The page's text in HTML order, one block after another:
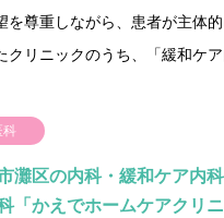
尊重しながら、患者が主体
リニックのうち、「緩和ケ
科
灘区の内科・緩和ケア内
「かえでホームケアクリ